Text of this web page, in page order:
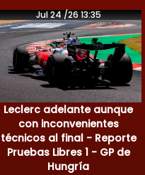
Jul 24 /26 13:35
Leclerc adelante aunque
con inconvenientes
técnicos al final - Reporte
Pruebas Libres 1 - GP de
Hungría